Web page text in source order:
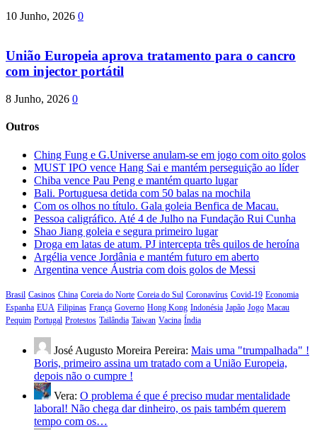
10 Junho, 2026 0
União Europeia aprova tratamento para o cancro
com injector portátil
8 Junho, 2026 0
Outros
Ching Fung e G.Universe anulam-se em jogo com oito golos
MUST IPO vence Hang Sai e mantém perseguição ao líder
Chiba vence Pau Peng e mantém quarto lugar
Bali. Portuguesa detida com 50 balas na mochila
Com os olhos no título. Gala goleia Benfica de Macau.
Pessoa caligráfico. Até 4 de Julho na Fundação Rui Cunha
Shao Jiang goleia e segura primeiro lugar
Droga em latas de atum. PJ intercepta três quilos de heroína
Argélia vence Jordânia e mantém futuro em aberto
Argentina vence Áustria com dois golos de Messi
Brasil Casinos China Coreia do Norte Coreia do Sul Coronavírus Covid-19 Economia
Espanha EUA Filipinas França Governo Hong Kong Indonésia Japão Jogo Macau
Pequim Portugal Protestos Tailândia Taiwan Vacina Índia
José Augusto Moreira Pereira: Mais uma "trumpalhada" !
Boris, primeiro assina um tratado com a União Europeia,
depois não o cumpre !
Vera: O problema é que é preciso mudar mentalidade
laboral! Não chega dar dinheiro, os pais também querem
tempo com os…